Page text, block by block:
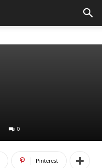
0
Pinterest